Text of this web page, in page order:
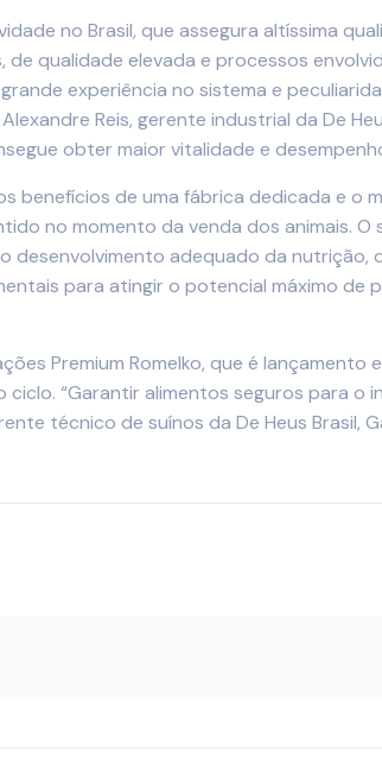
no Brasil, que assegura altíssima
qualidade elevada e processos
experiência no sistema e
Reis, gerente industrial da De
obter maior vitalidade e
benefícios de uma fábrica dedicada e
no momento da venda dos animais.
adequado da
para atingir o potencial máximo de
Premium Romelko, que é
“Garantir alimentos seguros para o
técnico de suínos da De Heus Brasil,